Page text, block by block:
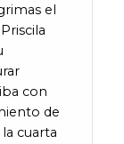
el
con
de
cuarta